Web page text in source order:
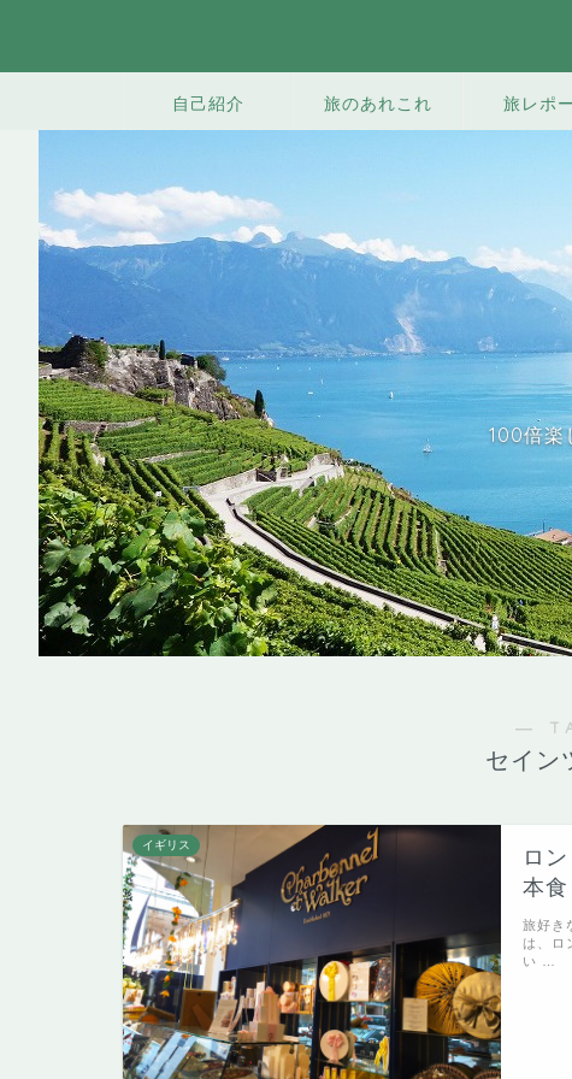
自己紹介 旅のあれこれ 旅レポ
100倍楽
―
セイン
イギリス
ロ
本食
旅好き
は、ロ
い …